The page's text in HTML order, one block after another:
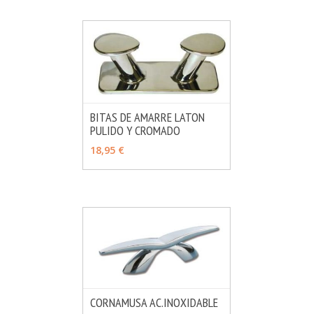
VER OPCIONES
BITAS DE AMARRE LATON
PULIDO Y CROMADO
18,95 €
CORNAMUSA AC.INOXIDABLE